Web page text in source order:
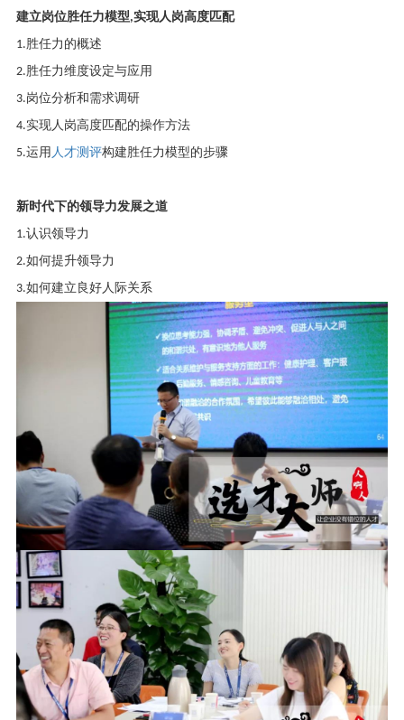
建立岗位胜任力模型,实现人岗高度匹配
1.胜任力的概述
2.胜任力维度设定与应用
3.岗位分析和需求调研
4.实现人岗高度匹配的操作方法
5.运用人才测评构建胜任力模型的步骤
新时代下的领导力发展之道
1.认识领导力
2.如何提升领导力
3.如何建立良好人际关系